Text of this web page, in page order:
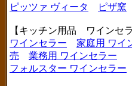
ピッツァ ヴィータ
ピザ窯
【キッチン用品 ワインセラ
ワインセラー
家庭用 ワイ
売
業務用 ワインセラー
フォルスター ワインセラー